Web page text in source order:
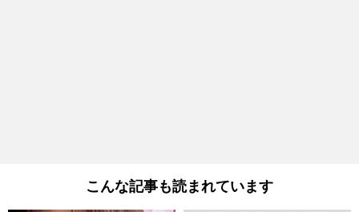
こんな記事も読まれています